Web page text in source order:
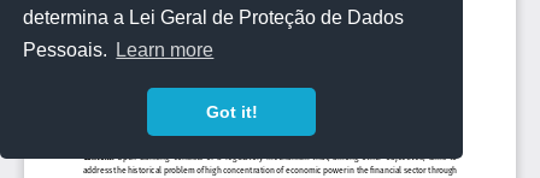
determina a Lei Geral de Proteção de Dados
Pessoais.
Learn more
Got it!